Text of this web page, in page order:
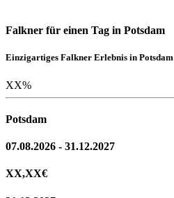
Falkner für einen Tag in Potsdam
Einzigartiges Falkner Erlebnis in Potsdam
XX%
Potsdam
07.08.2026 - 31.12.2027
XX,XX€